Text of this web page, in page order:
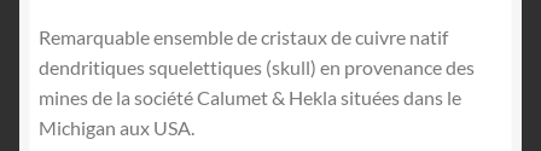
Remarquable ensemble de cristaux de cuivre natif
dendritiques squelettiques (skull) en provenance des
mines de la société Calumet & Hekla situées dans le
Michigan aux USA.